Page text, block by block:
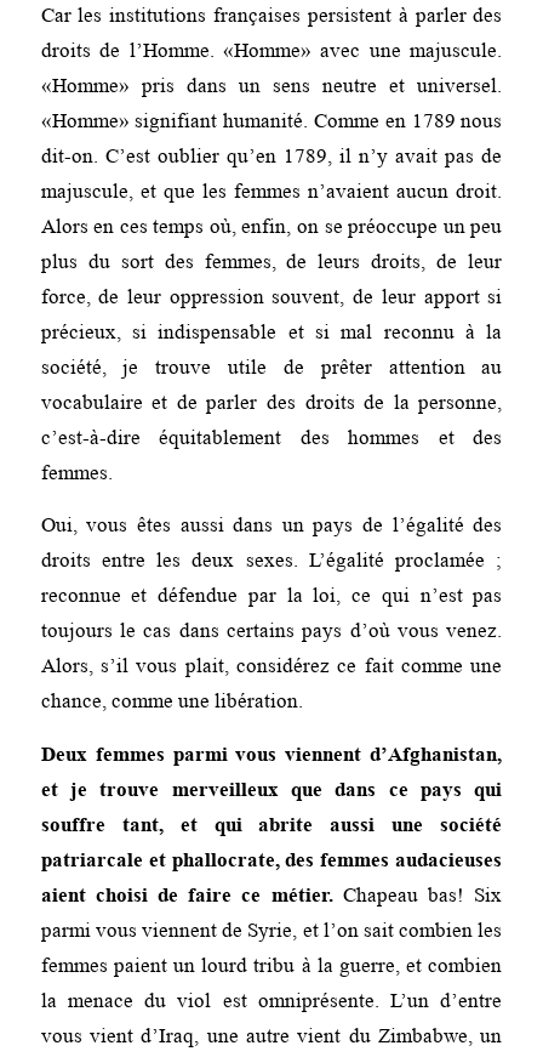
Car les institutions françaises persistent à parler des
droits de l’Homme. «Homme» avec une majuscule.
«Homme» pris dans un sens neutre et universel.
«Homme» signifiant humanité. Comme en 1789 nous
dit-on. C’est oublier qu’en 1789, il n’y avait pas de
majuscule, et que les femmes n’avaient aucun droit.
Alors en ces temps où, enfin, on se préoccupe un peu
plus du sort des femmes, de leurs droits, de leur
force, de leur oppression souvent, de leur apport si
précieux, si indispensable et si mal reconnu à la
société, je trouve utile de prêter attention au
vocabulaire et de parler des droits de la personne,
c’est-à-dire équitablement des hommes et des
femmes.
Oui, vous êtes aussi dans un pays de l’égalité des
droits entre les deux sexes. L’égalité proclamée ;
reconnue et défendue par la loi, ce qui n’est pas
toujours le cas dans certains pays d’où vous venez.
Alors, s’il vous plait, considérez ce fait comme une
chance, comme une libération.
Deux femmes parmi vous viennent d’Afghanistan,
et je trouve merveilleux que dans ce pays qui
souffre tant, et qui abrite aussi une société
patriarcale et phallocrate, des femmes audacieuses
aient choisi de faire ce métier.Chapeau bas! Six
parmi vous viennent de Syrie, et l’on sait combien les
femmes paient un lourd tribu à la guerre, et combien
la menace du viol est omniprésente. L’un d’entre
vous vient d’Iraq, une autre vient du Zimbabwe, un